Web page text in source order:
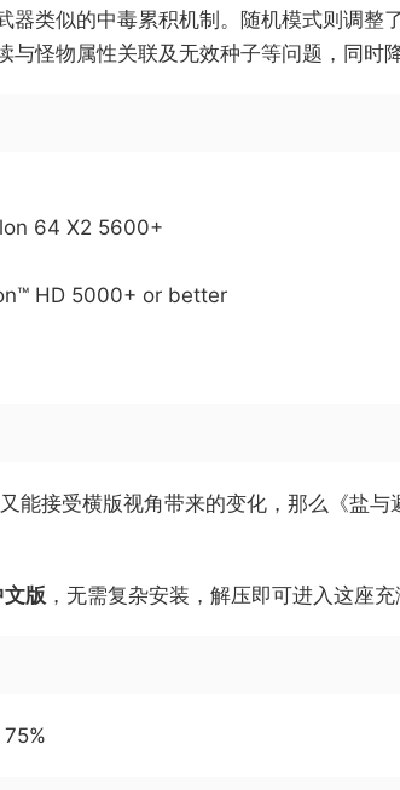
类似的中毒累积机制。随机模式则调整
怪物属性关联及无效种子等问题，同时
64 X2 5600+
HD 5000+ or better
又能接受横版视角带来的变化，那么《盐
版 ，无需复杂安装，解压即可进入这座